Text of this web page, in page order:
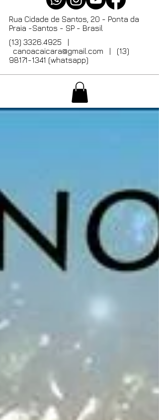
Rua Cidade de Santos, 20 - Ponta da
Praia -Santos - SP - Brasil
(13) 3326.4925 |
canoacaicara@gmail.com | (13)
98171-1341 (whatsapp)